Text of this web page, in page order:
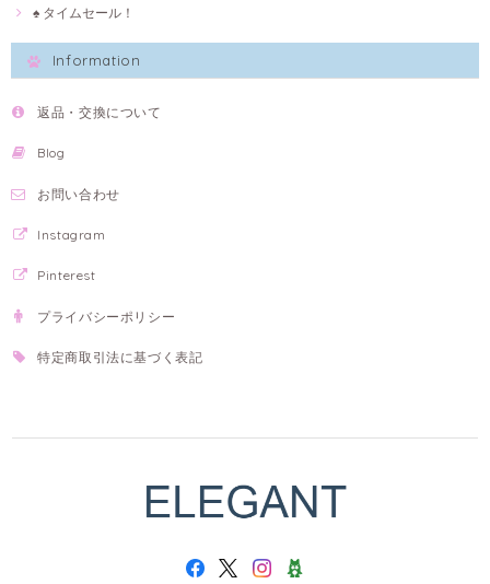
♠ タイムセール！
Information
返品・交換について
Blog
お問い合わせ
Instagram
Pinterest
プライバシーポリシー
特定商取引法に基づく表記